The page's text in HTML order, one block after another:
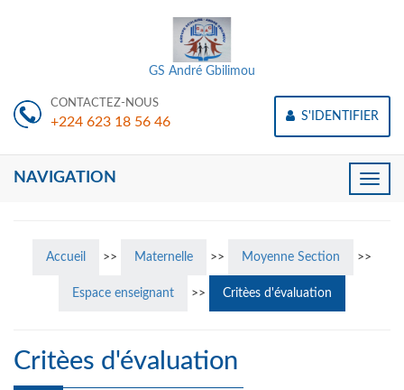
GS André Gbilimou
CONTACTEZ-NOUS
+224 623 18 56 46 S'IDENTIFIER
Toggle
NAVIGATION
Accueil >> Maternelle >> Moyenne Section >>
Espace enseignant >> Critèes d'évaluation
Critèes d'évaluation